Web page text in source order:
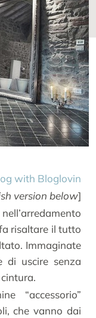
with Bloglovin
version below]
risaltare il tutto
Immaginate
di uscire senza
“accessorio”
che vanno dai